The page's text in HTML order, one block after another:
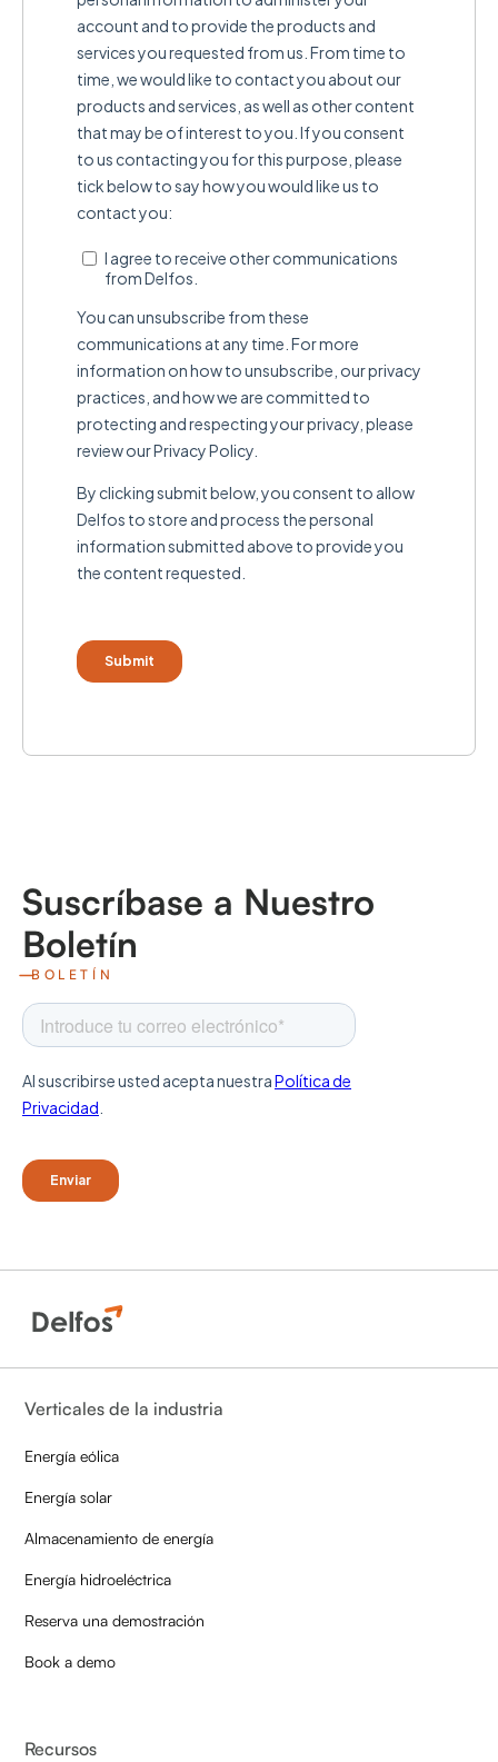
Suscríbase a Nuestro
Boletín
BOLETÍN
Verticales de la industria
Energía eólica
Energía solar
Almacenamiento de energía
Energía hidroeléctrica
Reserva una demostración
Book a demo
Recursos